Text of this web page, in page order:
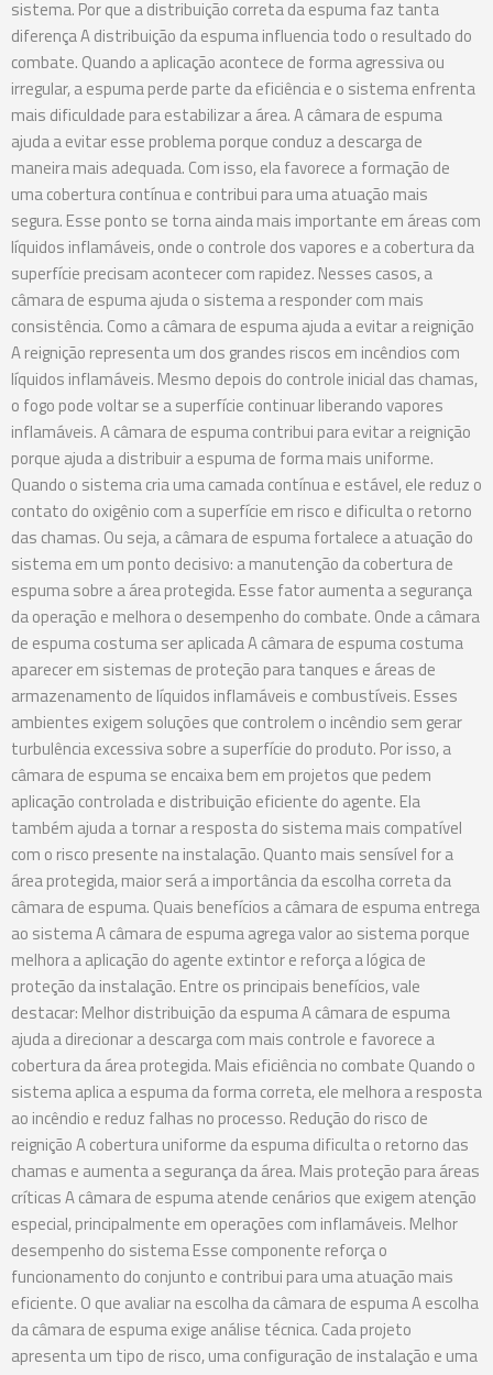
sistema. Por que a distribuição correta da espuma faz tanta
diferença A distribuição da espuma influencia todo o resultado do
combate. Quando a aplicação acontece de forma agressiva ou
irregular, a espuma perde parte da eficiência e o sistema enfrenta
mais dificuldade para estabilizar a área. A câmara de espuma
ajuda a evitar esse problema porque conduz a descarga de
maneira mais adequada. Com isso, ela favorece a formação de
uma cobertura contínua e contribui para uma atuação mais
segura. Esse ponto se torna ainda mais importante em áreas com
líquidos inflamáveis, onde o controle dos vapores e a cobertura da
superfície precisam acontecer com rapidez. Nesses casos, a
câmara de espuma ajuda o sistema a responder com mais
consistência. Como a câmara de espuma ajuda a evitar a reignição
A reignição representa um dos grandes riscos em incêndios com
líquidos inflamáveis. Mesmo depois do controle inicial das chamas,
o fogo pode voltar se a superfície continuar liberando vapores
inflamáveis. A câmara de espuma contribui para evitar a reignição
porque ajuda a distribuir a espuma de forma mais uniforme.
Quando o sistema cria uma camada contínua e estável, ele reduz o
contato do oxigênio com a superfície em risco e dificulta o retorno
das chamas. Ou seja, a câmara de espuma fortalece a atuação do
sistema em um ponto decisivo: a manutenção da cobertura de
espuma sobre a área protegida. Esse fator aumenta a segurança
da operação e melhora o desempenho do combate. Onde a câmara
de espuma costuma ser aplicada A câmara de espuma costuma
aparecer em sistemas de proteção para tanques e áreas de
armazenamento de líquidos inflamáveis e combustíveis. Esses
ambientes exigem soluções que controlem o incêndio sem gerar
turbulência excessiva sobre a superfície do produto. Por isso, a
câmara de espuma se encaixa bem em projetos que pedem
aplicação controlada e distribuição eficiente do agente. Ela
também ajuda a tornar a resposta do sistema mais compatível
com o risco presente na instalação. Quanto mais sensível for a
área protegida, maior será a importância da escolha correta da
câmara de espuma. Quais benefícios a câmara de espuma entrega
ao sistema A câmara de espuma agrega valor ao sistema porque
melhora a aplicação do agente extintor e reforça a lógica de
proteção da instalação. Entre os principais benefícios, vale
destacar: Melhor distribuição da espuma A câmara de espuma
ajuda a direcionar a descarga com mais controle e favorece a
cobertura da área protegida. Mais eficiência no combate Quando o
sistema aplica a espuma da forma correta, ele melhora a resposta
ao incêndio e reduz falhas no processo. Redução do risco de
reignição A cobertura uniforme da espuma dificulta o retorno das
chamas e aumenta a segurança da área. Mais proteção para áreas
críticas A câmara de espuma atende cenários que exigem atenção
especial, principalmente em operações com inflamáveis. Melhor
desempenho do sistema Esse componente reforça o
funcionamento do conjunto e contribui para uma atuação mais
eficiente. O que avaliar na escolha da câmara de espuma A escolha
da câmara de espuma exige análise técnica. Cada projeto
apresenta um tipo de risco, uma configuração de instalação e uma